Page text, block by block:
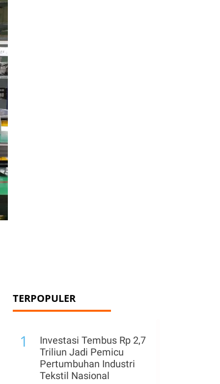
TERPOPULER
1
Investasi Tembus Rp 2,7
Triliun Jadi Pemicu
Pertumbuhan Industri
Tekstil Nasional